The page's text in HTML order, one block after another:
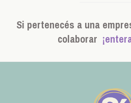
Si pertenecés a una
colaborar